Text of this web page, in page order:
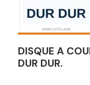
DISQUE A
DUR DUR.